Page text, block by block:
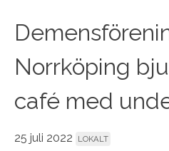
Norrköping
café med
25 juli 2022 LOKALT